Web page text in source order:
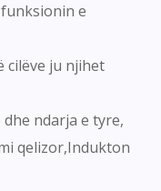
e
cilëve ju njihet
ndarja e tyre,
qelizor,Indukton